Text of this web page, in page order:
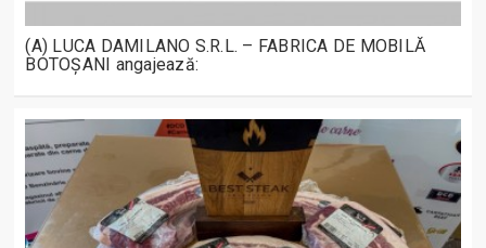
(A) LUCA DAMILANO S.R.L. – FABRICA DE MOBILĂ
BOTOȘANI angajează: